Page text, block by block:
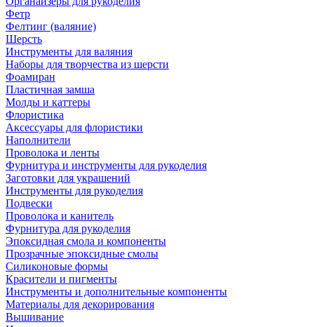
Фетр
Фелтинг (валяние)
Шерсть
Инструменты для валяния
Наборы для творчества из шерсти
Фоамиран
Пластичная замша
Молды и каттеры
Флористика
Аксессуары для флористики
Наполнители
Проволока и ленты
Фурнитура и инструменты для рукоделия
Заготовки для украшений
Инструменты для рукоделия
Подвески
Проволока и канитель
Фурнитура для рукоделия
Эпоксидная смола и компоненты
Прозрачные эпоксидные смолы
Силиконовые формы
Красители и пигменты
Инструменты и дополнительные компоненты
Материалы для декорирования
Вышивание